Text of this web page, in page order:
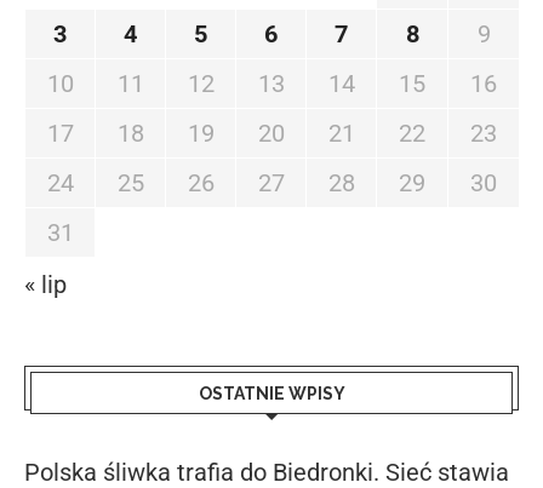
3
4 5 6 7 8
9
10
11 12 13 14 15
16
17
18 19 20 21 22
23
24
25 26 27 28 29
30
31
« lip
OSTATNIE WPISY
Polska śliwka trafia do Biedronki. Sieć stawia